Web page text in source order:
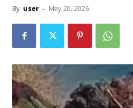
By user - May 20, 2026